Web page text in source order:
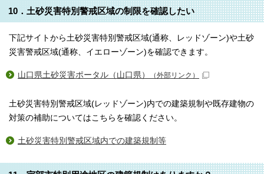
10．土砂災害特別警戒区域の制限を確認したい
下記サイトから土砂災害特別警戒区域(通称、レッドゾーン)や土砂
災害警戒区域(通称、イエローゾーン)を確認できます。
山口県土砂災害ポータル（山口県） （外部リンク）
土砂災害特別警戒区域(レッドゾーン)内での建築規制や既存建物の
対策の補助についてはこちらを確認ください。
土砂災害特別警戒区域内での建築規制等